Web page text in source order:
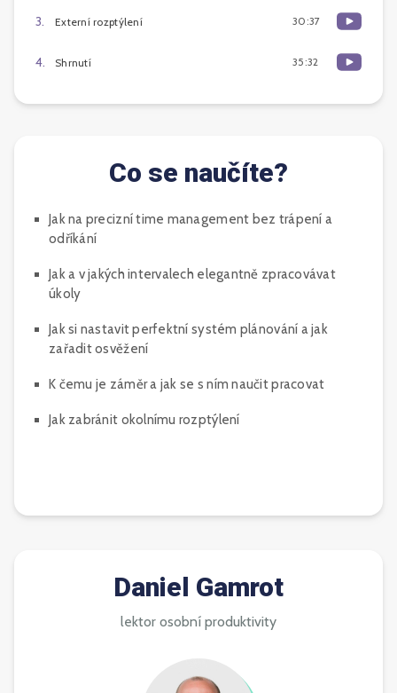
3. Externí rozptýlení 30:37
4. Shrnutí 35:32
Co se naučíte?
Jak na precizní time management bez trápení a
odříkání
Jak a v jakých intervalech elegantně zpracovávat
úkoly
Jak si nastavit perfektní systém plánování a jak
zařadit osvěžení
K čemu je záměr a jak se s ním naučit pracovat
Jak zabránit okolnímu rozptýlení
Daniel Gamrot
lektor osobní produktivity